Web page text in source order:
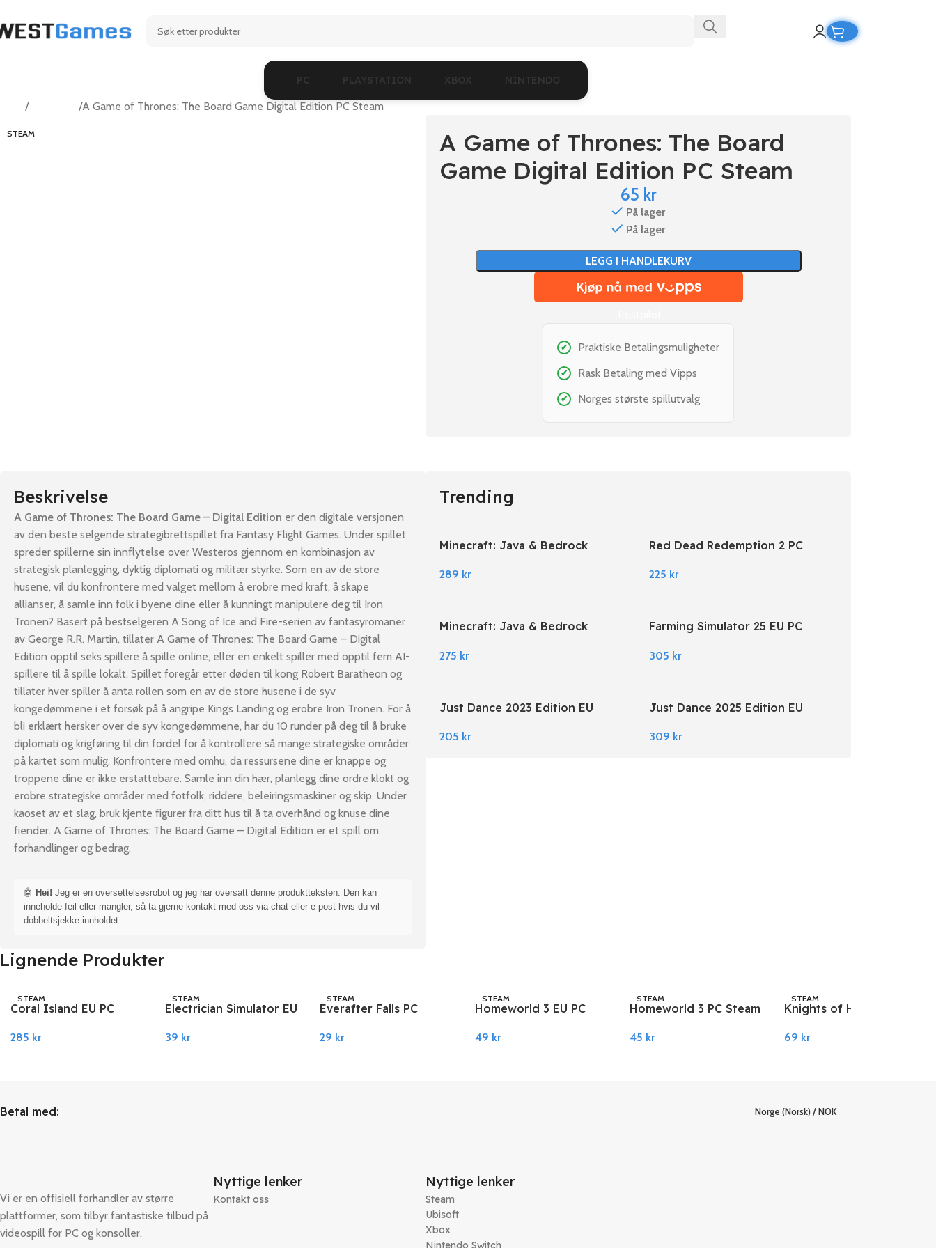
PC PLAYSTATION XBOX NINTENDO
Simulation A Game of Thrones: The Board Game Digital Edition PC Steam
STEAM
A Game of Thrones: The Board
Game Digital Edition PC Steam
65 kr
På lager
På lager
LEGG I HANDLEKURV
✔ Praktiske Betalingsmuligheter
✔ Rask Betaling med Vipps
✔ Norges største spillutvalg
Beskrivelse
A Game of Thrones: The Board Game – Digital Edition er den digitale versjonen
av den beste selgende strategibrettspillet fra Fantasy Flight Games. Under spillet
spreder spillerne sin innflytelse over Westeros gjennom en kombinasjon av
strategisk planlegging, dyktig diplomati og militær styrke. Som en av de store
husene, vil du konfrontere med valget mellom å erobre med kraft, å skape
allianser, å samle inn folk i byene dine eller å kunningt manipulere deg til Iron
Tronen? Basert på bestselgeren A Song of Ice and Fire-serien av fantasyromaner
av George R.R. Martin, tillater A Game of Thrones: The Board Game – Digital
Edition opptil seks spillere å spille online, eller en enkelt spiller med opptil fem AI-
spillere til å spille lokalt. Spillet foregår etter døden til kong Robert Baratheon og
tillater hver spiller å anta rollen som en av de store husene i de syv
kongedømmene i et forsøk på å angripe King’s Landing og erobre Iron Tronen. For å
bli erklært hersker over de syv kongedømmene, har du 10 runder på deg til å bruke
diplomati og krigføring til din fordel for å kontrollere så mange strategiske områder
på kartet som mulig. Konfrontere med omhu, da ressursene dine er knappe og
troppene dine er ikke erstattebare. Samle inn din hær, planlegg dine ordre klokt og
erobre strategiske områder med fotfolk, riddere, beleiringsmaskiner og skip. Under
kaoset av et slag, bruk kjente figurer fra ditt hus til å ta overhånd og knuse dine
fiender. A Game of Thrones: The Board Game – Digital Edition er et spill om
forhandlinger og bedrag.
🤖 Hei! Jeg er en oversettelsesrobot og jeg har oversatt denne produktteksten. Den kan
inneholde feil eller mangler, så ta gjerne kontakt med oss via chat eller e-post hvis du vil
dobbeltsjekke innholdet.
Trending
Minecraft: Java & Bedrock
289 kr
Red Dead Redemption 2 PC
225 kr
Minecraft: Java & Bedrock
275 kr
Farming Simulator 25 EU PC
305 kr
Just Dance 2023 Edition EU
205 kr
Just Dance 2025 Edition EU
309 kr
Lignende Produkter
STEAM
Coral Island EU PC
285 kr
STEAM
Electrician Simulator EU
39 kr
STEAM
Everafter Falls PC
29 kr
STEAM
Homeworld 3 EU PC
49 kr
STEAM
Homeworld 3 PC Steam
45 kr
STEAM
Knights of Honor II:
69 kr
Betal med: Norge (Norsk) / NOK
Vi er en offisiell forhandler av større
plattformer, som tilbyr fantastiske tilbud på
videospill for PC og konsoller.
Nyttige lenker
Kontakt oss
Nyttige lenker
Steam
Ubisoft
Xbox
Nintendo Switch